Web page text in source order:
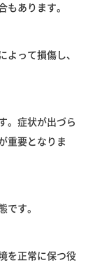
もあります。
よって損傷し、
。症状が出づら
重要となりま
です。
を正常に保つ役